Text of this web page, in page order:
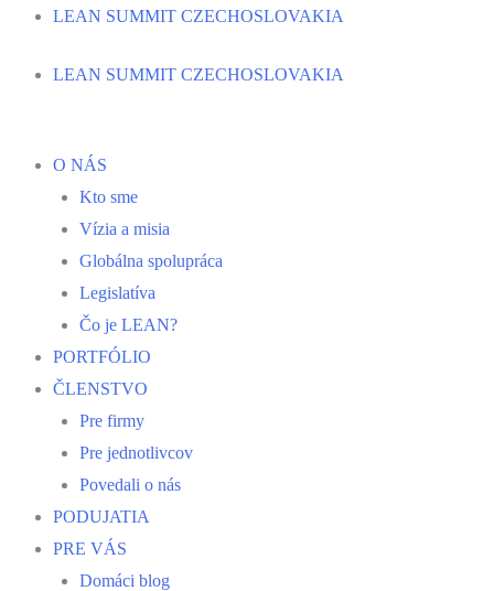
Preskočiť
obsah
LEAN SUMMIT CZECHOSLOVAKIA
LEAN SUMMIT CZECHOSLOVAKIA
O NÁS
Kto sme
Vízia a misia
Globálna spolupráca
Legislatíva
Čo je LEAN?
PORTFÓLIO
ČLENSTVO
Pre firmy
Pre jednotlivcov
Povedali o nás
PODUJATIA
PRE VÁS
Domáci blog